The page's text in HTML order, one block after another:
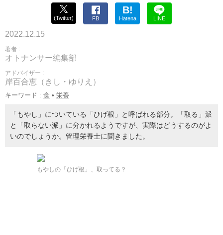
(Twitter) FB
B!
Hatena LINE
2022.12.15
著者 :
オトナンサー編集部
アドバイザー :
岸百合恵（きし・ゆりえ）
キーワード : 食 • 栄養
「もやし」についている「ひげ根」と呼ばれる部分。「取る」派
と「取らない派」に分かれるようですが、実際はどうするのがよ
いのでしょうか。管理栄養士に聞きました。
もやしの「ひげ根」、取ってる？